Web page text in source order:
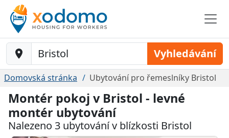
Baustelle-Location Vyhledávání
Domovská stránka Ubytování pro řemeslníky Bristol
Montér pokoj v Bristol - levné
montér ubytování
Nalezeno 3 ubytování v blízkosti Bristol